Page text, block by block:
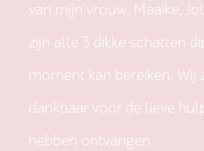
van mijn vrouw. Maaike,
zijn alle 3 dikke schatten
moment kan bereiken. Wij
dankbaar voor de lieve
hebben ontvangen.